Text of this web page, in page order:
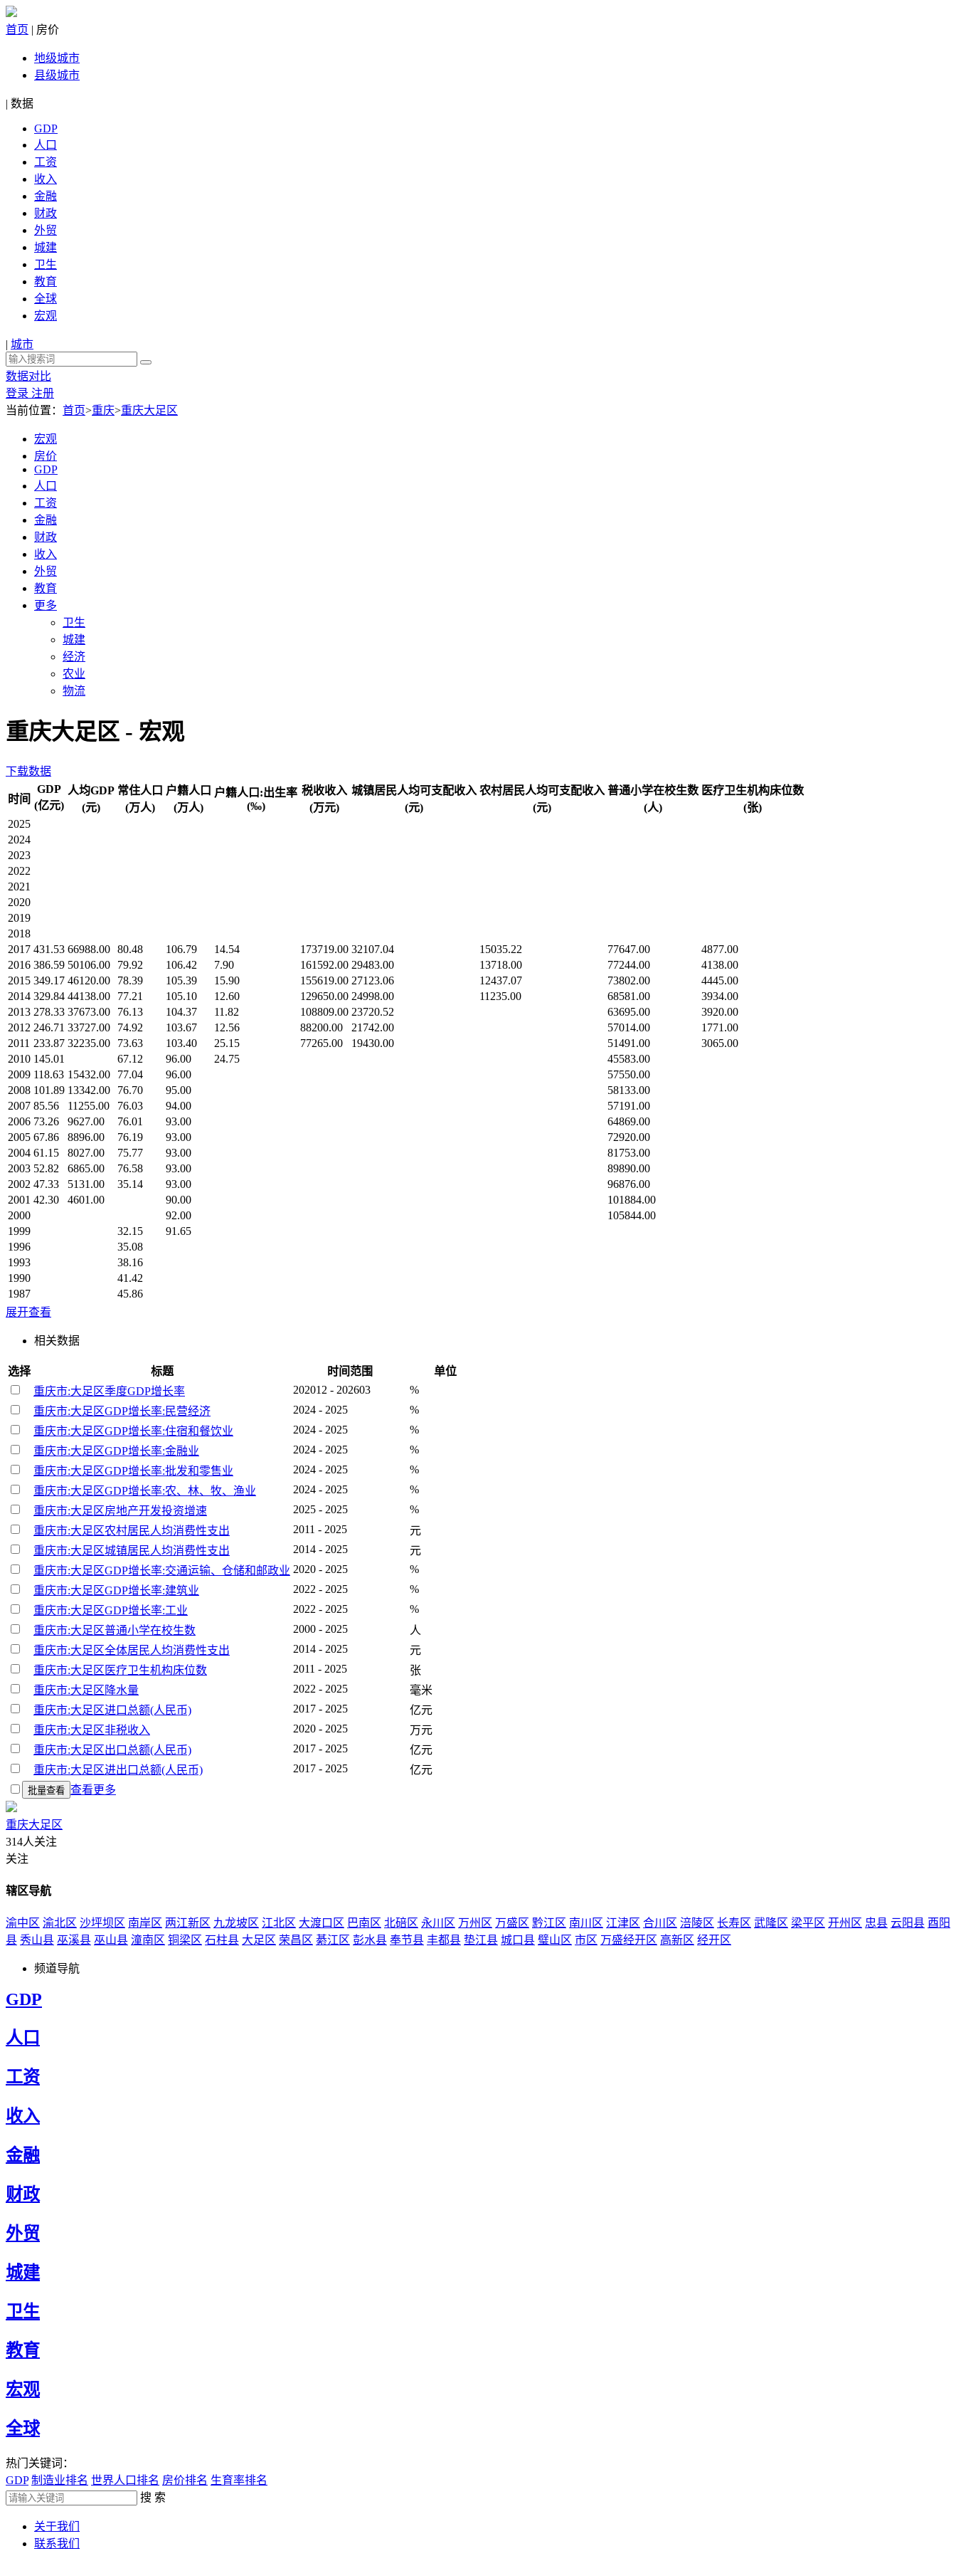
首页 | 房价
地级城市
县级城市
| 数据
GDP
人口
工资
收入
金融
财政
外贸
城建
卫生
教育
全球
宏观
| 城市
数据对比
登录 注册
当前位置： 首页>重庆>重庆大足区
宏观
房价
GDP
人口
工资
金融
财政
收入
外贸
教育
更多
卫生
城建
经济
农业
物流
重庆大足区 - 宏观
下载数据
时间
GDP
(亿元)
人均GDP
(元)
常住人口
(万人)
户籍人口
(万人)
户籍人口:出生率
(‰)
税收收入
(万元)
城镇居民人均可支配收入
(元)
农村居民人均可支配收入
(元)
普通小学在校生数
(人)
医疗卫生机构床位数
(张)
2025
2024
2023
2022
2021
2020
2019
2018
2017 431.53 66988.00 80.48 106.79 14.54 173719.00 32107.04 15035.22 77647.00
4877.00
2016 386.59 50106.00 79.92 106.42 7.90 161592.00 29483.00 13718.00 77244.00
4138.00
2015 349.17 46120.00 78.39 105.39 15.90 155619.00 27123.06 12437.07 73802.00
4445.00
2014 329.84 44138.00 77.21 105.10 12.60 129650.00 24998.00 11235.00 68581.00
3934.00
2013 278.33 37673.00 76.13 104.37 11.82 108809.00 23720.52 63695.00
3920.00
2012 246.71 33727.00 74.92 103.67 12.56 88200.00 21742.00 57014.00
1771.00
2011 233.87 32235.00 73.63 103.40 25.15 77265.00 19430.00 51491.00
3065.00
2010 145.01 67.12 96.00 24.75
45583.00
2009 118.63 15432.00 77.04 96.00
57550.00
2008 101.89 13342.00 76.70 95.00
58133.00
2007 85.56 11255.00 76.03 94.00
57191.00
2006 73.26 9627.00 76.01 93.00
64869.00
2005 67.86 8896.00 76.19 93.00
72920.00
2004 61.15 8027.00 75.77 93.00
81753.00
2003 52.82 6865.00 76.58 93.00
89890.00
2002 47.33 5131.00 35.14 93.00
96876.00
2001 42.30 4601.00 90.00
101884.00
2000
92.00
105844.00
1999
32.15
91.65
1996
35.08
1993
38.16
1990
41.42
1987
45.86
展开查看
相关数据
选择 标题 时间范围
单位
重庆市:大足区季度GDP增长率
202012 - 202603
%
重庆市:大足区GDP增长率:民营经济
2024 - 2025
%
重庆市:大足区GDP增长率:住宿和餐饮业
2024 - 2025
%
重庆市:大足区GDP增长率:金融业
2024 - 2025
%
重庆市:大足区GDP增长率:批发和零售业
2024 - 2025
%
重庆市:大足区GDP增长率:农、林、牧、渔业
2024 - 2025
%
重庆市:大足区房地产开发投资增速
2025 - 2025
%
重庆市:大足区农村居民人均消费性支出
2011 - 2025
元
重庆市:大足区城镇居民人均消费性支出
2014 - 2025
元
重庆市:大足区GDP增长率:交通运输、仓储和邮政业 2020 - 2025
%
重庆市:大足区GDP增长率:建筑业
2022 - 2025
%
重庆市:大足区GDP增长率:工业
2022 - 2025
%
重庆市:大足区普通小学在校生数
2000 - 2025
人
重庆市:大足区全体居民人均消费性支出
2014 - 2025
元
重庆市:大足区医疗卫生机构床位数
2011 - 2025
张
重庆市:大足区降水量
2022 - 2025
毫米
重庆市:大足区进口总额(人民币)
2017 - 2025
亿元
重庆市:大足区非税收入
2020 - 2025
万元
重庆市:大足区出口总额(人民币)
2017 - 2025
亿元
重庆市:大足区进出口总额(人民币)
2017 - 2025 亿元
批量查看 查看更多
重庆大足区
314人关注
关注
辖区导航
渝中区 渝北区 沙坪坝区 南岸区 两江新区 九龙坡区 江北区 大渡口区 巴南区 北碚区 永川区 万州区 万盛区 黔江区 南川区 江津区 合川区 涪陵区 长寿区 武隆区 梁平区 开州区 忠县 云阳县 酉阳
县 秀山县 巫溪县 巫山县 潼南区 铜梁区 石柱县 大足区 荣昌区 綦江区 彭水县 奉节县 丰都县 垫江县 城口县 璧山区 市区 万盛经开区 高新区 经开区
频道导航
GDP
人口
工资
收入
金融
财政
外贸
城建
卫生
教育
宏观
全球
热门关键词：
GDP 制造业排名 世界人口排名 房价排名 生育率排名
搜 索
关于我们
联系我们